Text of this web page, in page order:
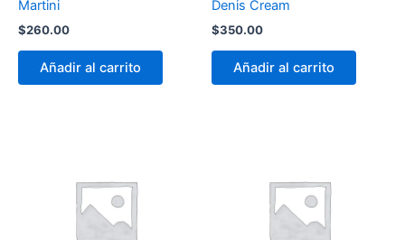
Martini
$260.00
Añadir al carrito
Denis Cream
$350.00
Añadir al carrito